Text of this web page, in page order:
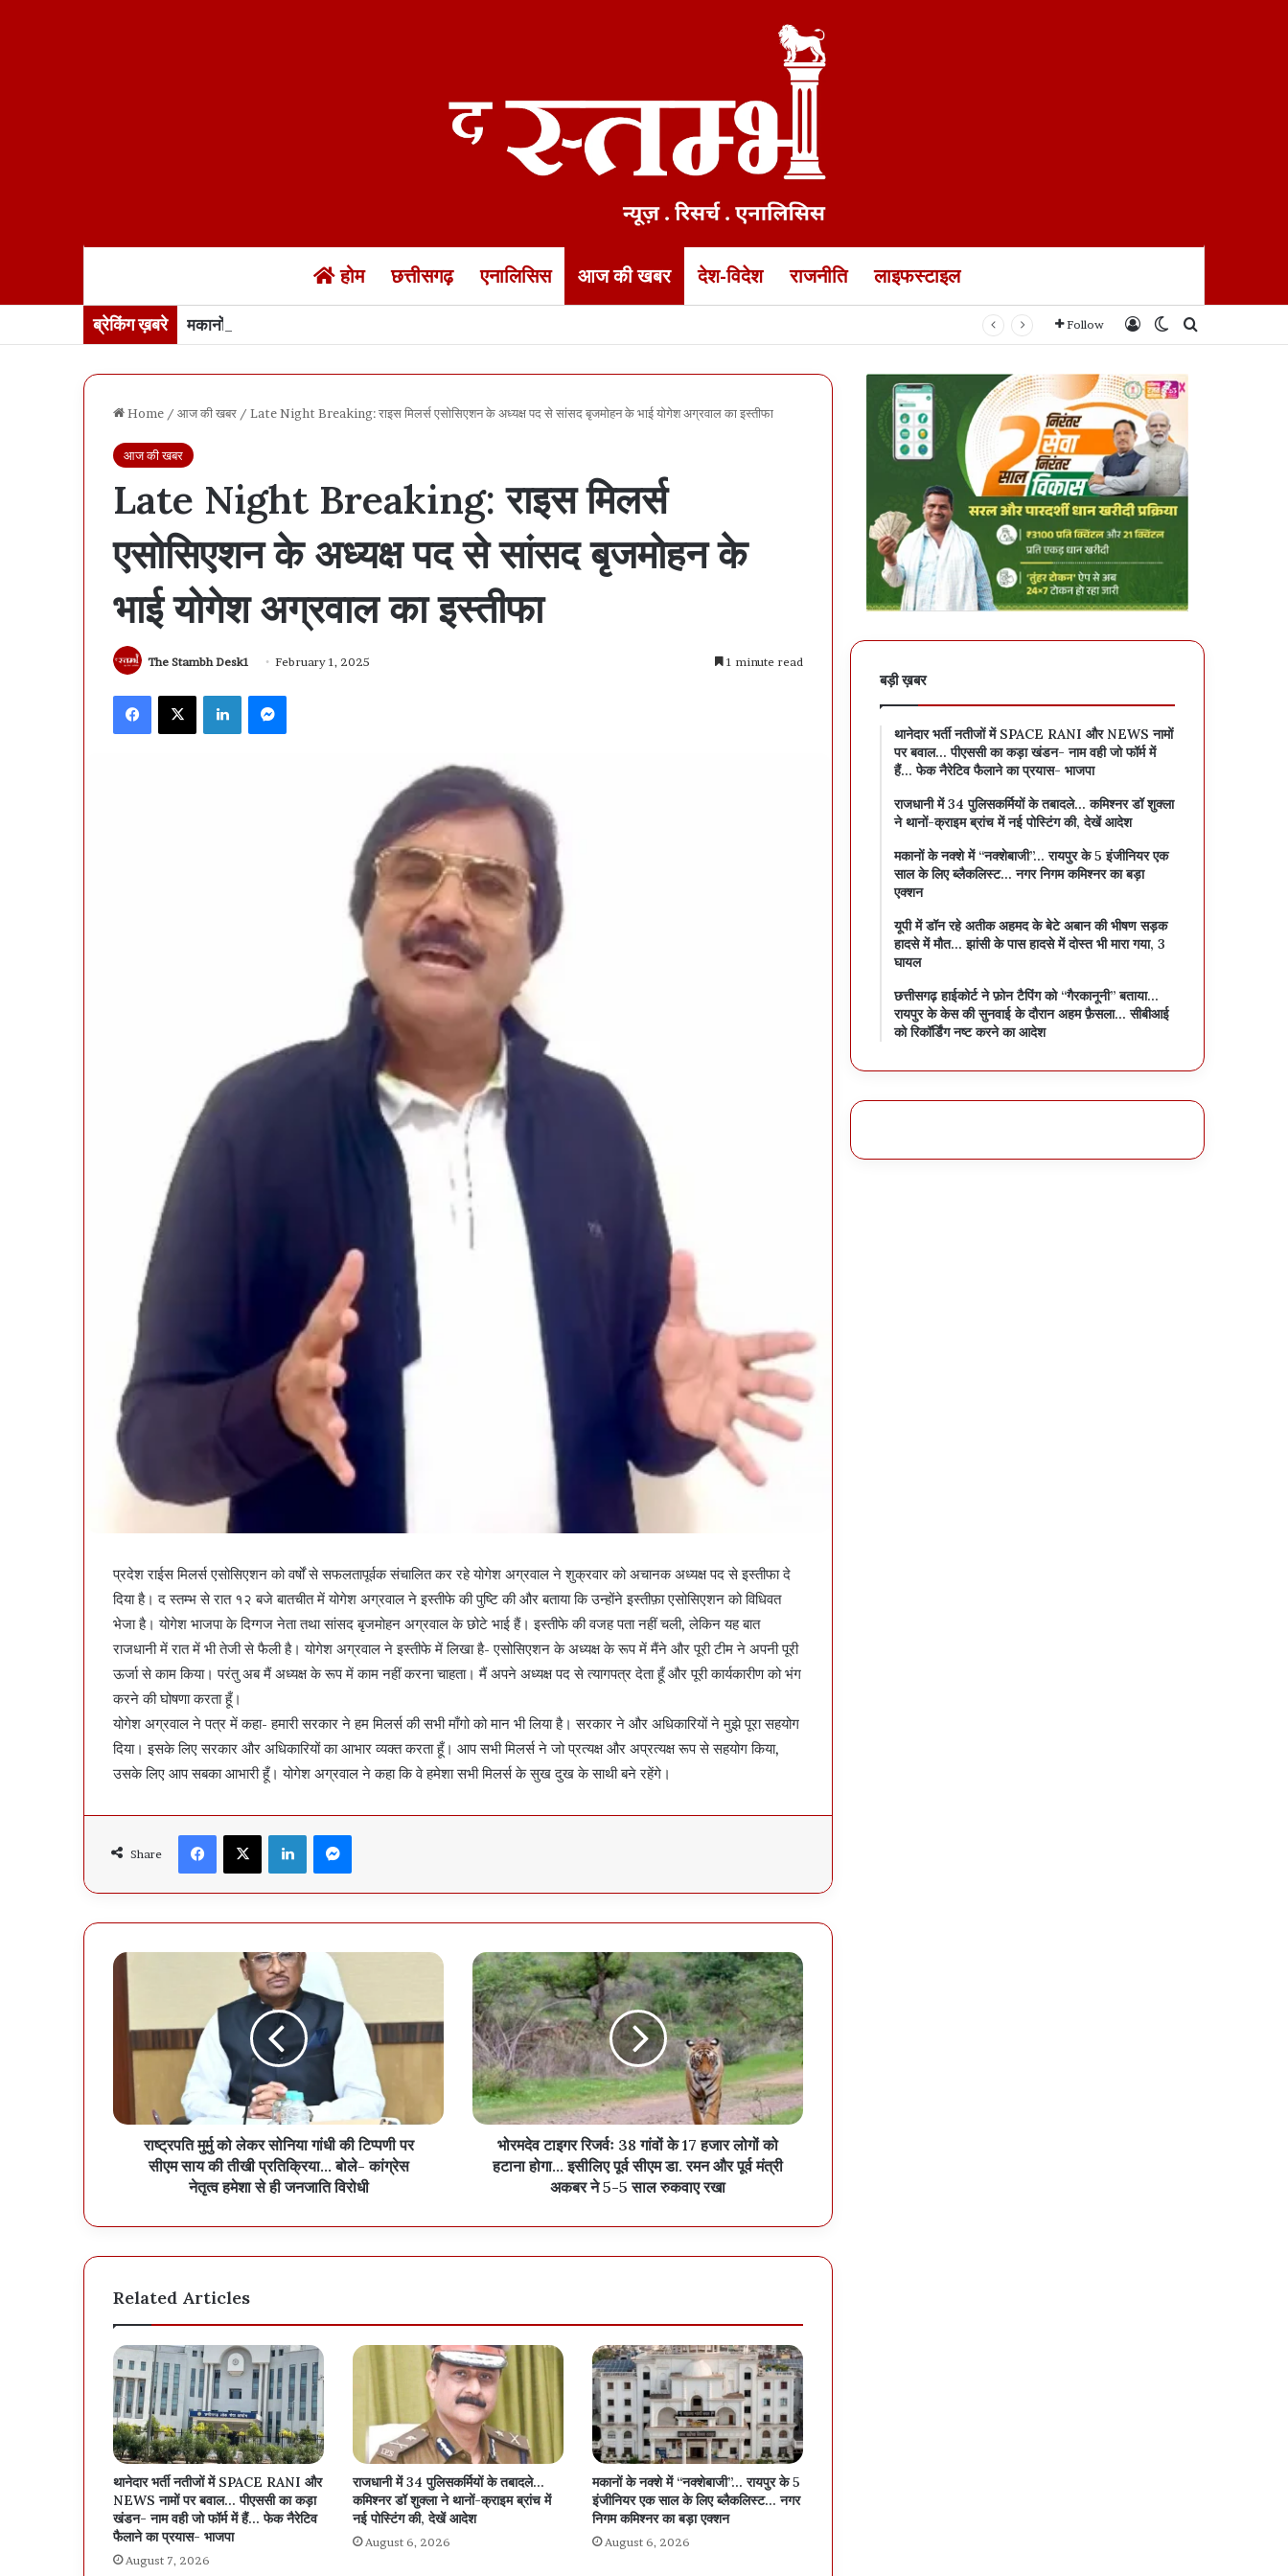
होम छत्तीसगढ़ एनालिसिस आज की खबर देश-विदेश राजनीति लाइफस्टाइल
ब्रेकिंग ख़बरे मकानों के नक्शे में “नक्शेबाजी”… रायपुर के 5 इंजीनियर एक साल के लिए ब्लैकलिस्ट… नगर निगम कमिश्नर का बड़ा एक्शन Follow Log InSwitch skin
Home / आज की खबर / Late Night Breaking: राइस मिलर्स एसोसिएशन के अध्यक्ष पद से सांसद बृजमोहन के भाई योगेश अग्रवाल का इस्तीफा
आज की खबर
Late Night Breaking: राइस मिलर्स
एसोसिएशन के अध्यक्ष पद से सांसद बृजमोहन के
भाई योगेश अग्रवाल का इस्तीफा
The Stambh Desk1 February 1, 2025 1 minute read
Facebook X LinkedIn
प्रदेश राईस मिलर्स एसोसिएशन को वर्षों से सफलतापूर्वक संचालित कर रहे योगेश अग्रवाल ने शुक्रवार को अचानक अध्यक्ष पद से इस्तीफा दे
दिया है। द स्तम्भ से रात १२ बजे बातचीत में योगेश अग्रवाल ने इस्तीफे की पुष्टि की और बताया कि उन्होंने इस्तीफ़ा एसोसिएशन को विधिवत
भेजा है। योगेश भाजपा के दिग्गज नेता तथा सांसद बृजमोहन अग्रवाल के छोटे भाई हैं। इस्तीफे की वजह पता नहीं चली, लेकिन यह बात
राजधानी में रात में भी तेजी से फैली है। योगेश अग्रवाल ने इस्तीफे में लिखा है- एसोसिएशन के अध्यक्ष के रूप में मैंने और पूरी टीम ने अपनी पूरी
ऊर्जा से काम किया। परंतु अब मैं अध्यक्ष के रूप में काम नहीं करना चाहता। मैं अपने अध्यक्ष पद से त्यागपत्र देता हूँ और पूरी कार्यकारीण को भंग
करने की घोषणा करता हूँ।
योगेश अग्रवाल ने पत्र में कहा- हमारी सरकार ने हम मिलर्स की सभी माँगो को मान भी लिया है। सरकार ने और अधिकारियों ने मुझे पूरा सहयोग
दिया। इसके लिए सरकार और अधिकारियों का आभार व्यक्त करता हूँ। आप सभी मिलर्स ने जो प्रत्यक्ष और अप्रत्यक्ष रूप से सहयोग किया,
उसके लिए आप सबका आभारी हूँ। योगेश अग्रवाल ने कहा कि वे हमेशा सभी मिलर्स के सुख दुख के साथी बने रहेंगे।
Share
Facebook X LinkedIn
राष्ट्रपति मुर्मु को लेकर सोनिया गांधी की टिप्पणी पर
सीएम साय की तीखी प्रतिक्रिया… बोले- कांग्रेस
नेतृत्व हमेशा से ही जनजाति विरोधी
भोरमदेव टाइगर रिजर्वः 38 गांवों के 17 हजार लोगों को
हटाना होगा... इसीलिए पूर्व सीएम डा. रमन और पूर्व मंत्री
अकबर ने 5-5 साल रुकवाए रखा
Related Articles
थानेदार भर्ती नतीजों में SPACE RANI और
NEWS नामों पर बवाल… पीएससी का कड़ा
खंडन- नाम वही जो फॉर्म में हैं… फेक नैरेटिव
फैलाने का प्रयास- भाजपा
August 7, 2026
राजधानी में 34 पुलिसकर्मियों के तबादले…
कमिश्नर डॉ शुक्ला ने थानों-क्राइम ब्रांच में
नई पोस्टिंग की, देखें आदेश
August 6, 2026
मकानों के नक्शे में “नक्शेबाजी”… रायपुर के 5
इंजीनियर एक साल के लिए ब्लैकलिस्ट… नगर
निगम कमिश्नर का बड़ा एक्शन
August 6, 2026
बड़ी ख़बर
थानेदार भर्ती नतीजों में SPACE RANI और NEWS नामों
पर बवाल… पीएससी का कड़ा खंडन- नाम वही जो फॉर्म में
हैं… फेक नैरेटिव फैलाने का प्रयास- भाजपा
राजधानी में 34 पुलिसकर्मियों के तबादले… कमिश्नर डॉ शुक्ला
ने थानों-क्राइम ब्रांच में नई पोस्टिंग की, देखें आदेश
मकानों के नक्शे में “नक्शेबाजी”… रायपुर के 5 इंजीनियर एक
साल के लिए ब्लैकलिस्ट… नगर निगम कमिश्नर का बड़ा
एक्शन
यूपी में डॉन रहे अतीक अहमद के बेटे अबान की भीषण सड़क
हादसे में मौत… झांसी के पास हादसे में दोस्त भी मारा गया, 3
घायल
छत्तीसगढ़ हाईकोर्ट ने फ़ोन टैपिंग को “गैरकानूनी” बताया…
रायपुर के केस की सुनवाई के दौरान अहम फ़ैसला… सीबीआई
को रिकॉर्डिंग नष्ट करने का आदेश